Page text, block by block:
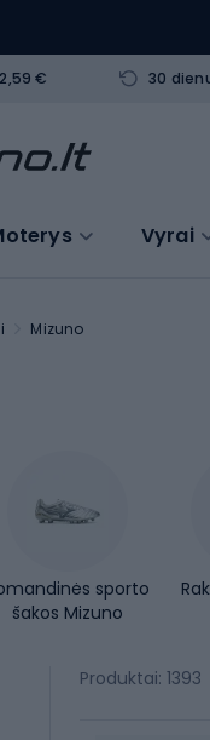
€ 30
Vyrai
Mizuno
sporto
šakos Mizuno
Produktai: 1393